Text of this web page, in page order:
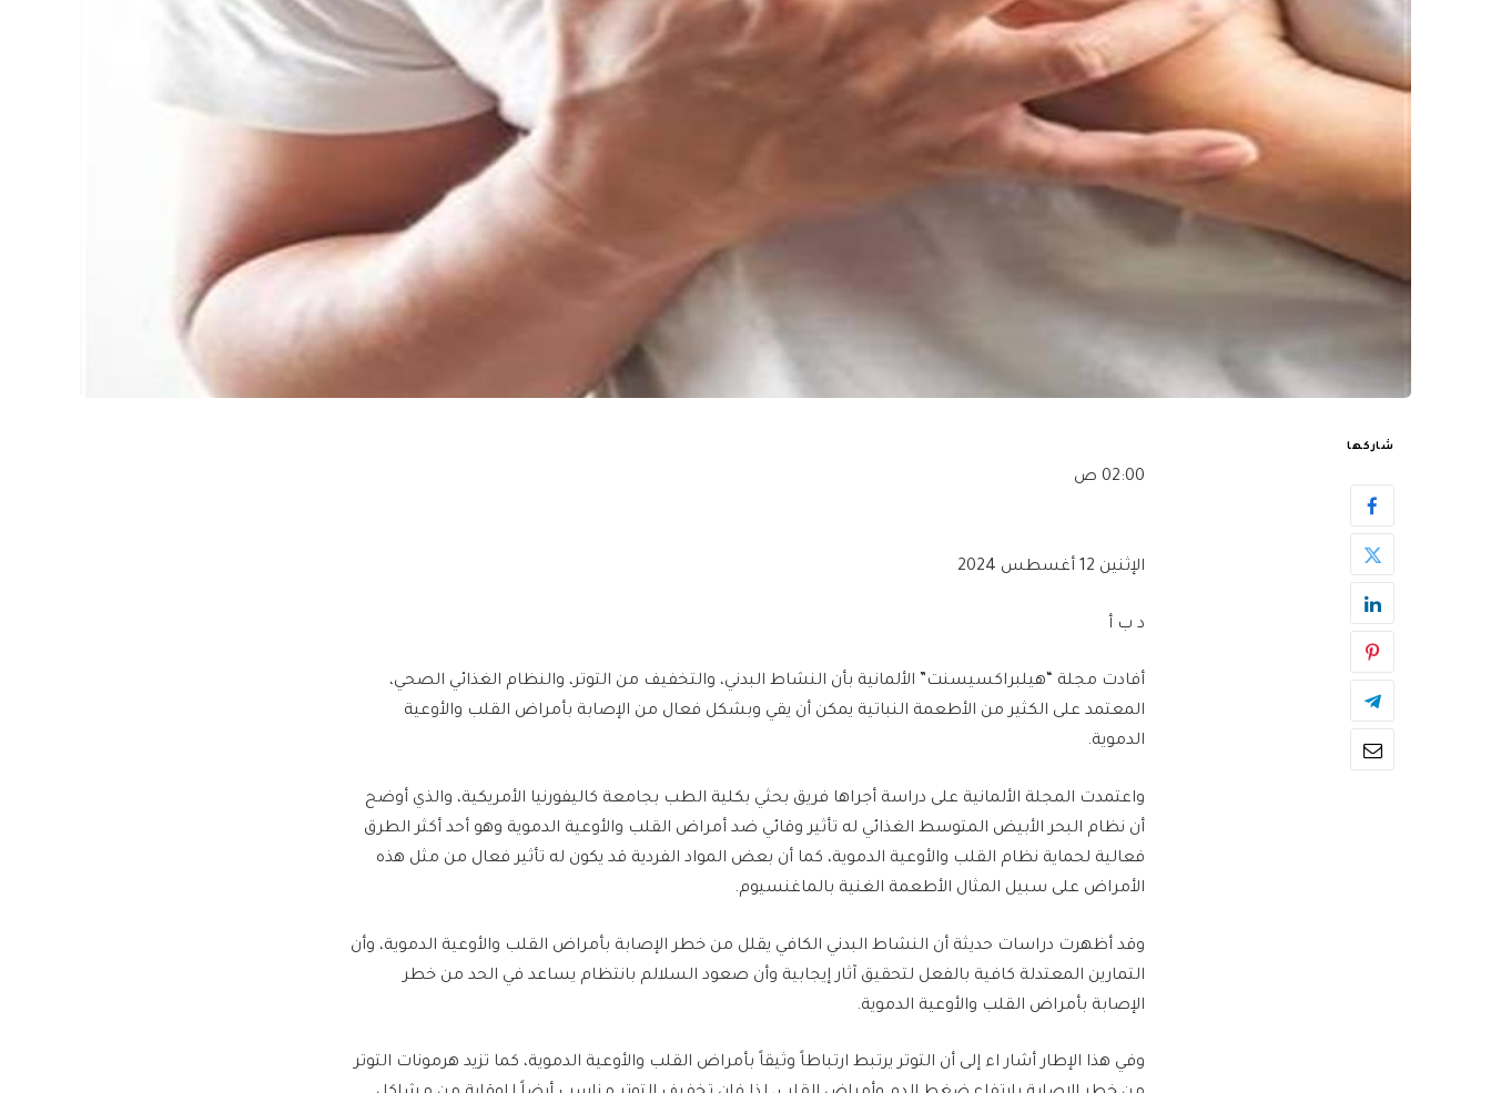
شاركها
02:00 ص
الإثنين 12 أغسطس 2024
د ب أ
أفادت مجلة “هيلبراكسيسنت” الألمانية بأن النشاط البدني، والتخفيف من التوتر، والنظام الغذائي الصحي،
المعتمد على الكثير من الأطعمة النباتية يمكن أن يقي وبشكل فعال من الإصابة بأمراض القلب والأوعية
الدموية.
واعتمدت المجلة الألمانية على دراسة أجراها فريق بحثي بكلية الطب بجامعة كاليفورنيا الأمريكية، والذي أوضح
أن نظام البحر الأبيض المتوسط الغذائي له تأثير وقائي ضد أمراض القلب والأوعية الدموية وهو أحد أكثر الطرق
فعالية لحماية نظام القلب والأوعية الدموية، كما أن بعض المواد الفردية قد يكون له تأثير فعال من مثل هذه
الأمراض على سبيل المثال الأطعمة الغنية بالماغنسيوم.
وقد أظهرت دراسات حديثة أن النشاط البدني الكافي يقلل من خطر الإصابة بأمراض القلب والأوعية الدموية، وأن
التمارين المعتدلة كافية بالفعل لتحقيق آثار إيجابية وأن صعود السلالم بانتظام يساعد في الحد من خطر
الإصابة بأمراض القلب والأوعية الدموية.
وفي هذا الإطار أشار اء إلى أن التوتر يرتبط ارتباطاً وثيقاً بأمراض القلب والأوعية الدموية، كما تزيد هرمونات التوتر